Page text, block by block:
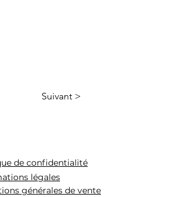
Suivant >
de confidentialité
légales
générales de vente